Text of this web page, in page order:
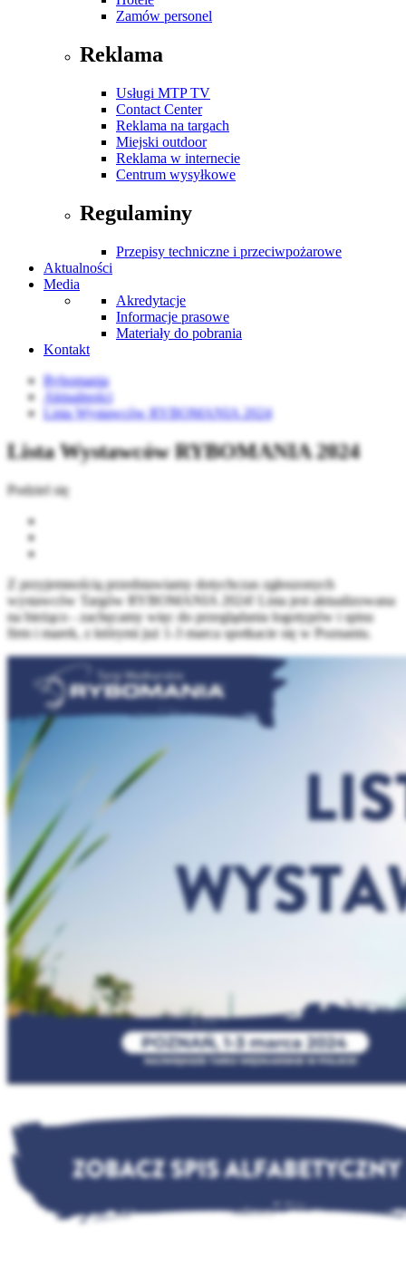
Zamów personel
Reklama
Usługi MTP TV
Contact Center
Reklama na targach
Miejski outdoor
Reklama w internecie
Centrum wysyłkowe
Regulaminy
Przepisy techniczne i przeciwpożarowe
Aktualności
Media
Akredytacje
Informacje prasowe
Materiały do pobrania
Kontakt
Rybomania
Aktualności
Lista Wystawców RYBOMANIA 2024
Lista Wystawców RYBOMANIA 2024
Podziel się
Z przyjemnością przedstawiamy dotychczas zgłoszonych
wystawców Targów RYBOMANIA 2024! Lista jest aktualizowana
na bieżąco - zachęcamy więc do przeglądania logotypów i spisu
firm i marek, z którymi już 1-3 marca spotkacie się w Poznaniu.